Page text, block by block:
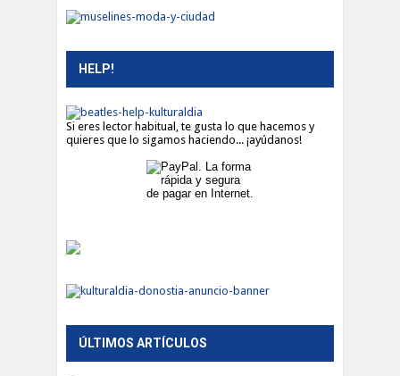
HELP!
Si eres lector habitual, te gusta lo que hacemos y
quieres que lo sigamos haciendo... ¡ayúdanos!
ÚLTIMOS ARTÍCULOS